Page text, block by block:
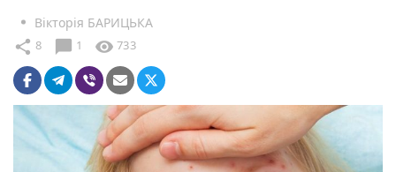
Вікторія БАРИЦЬКА
share 8 chat_bubble 1 visibility 733